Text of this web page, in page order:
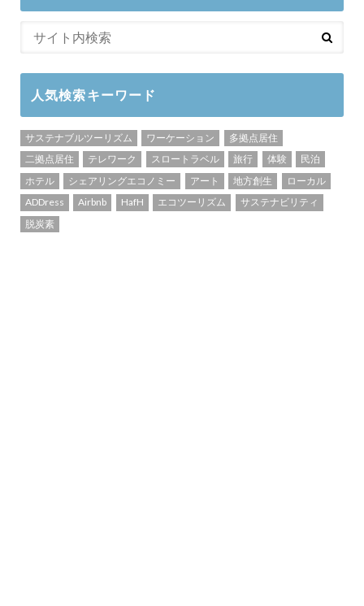
人気検索キーワード
サステナブルツーリズム ワーケーション
多拠点居住
二拠点居住
テレワーク スロートラベル 旅行 体験
民泊
ホテル
シェアリングエコノミー アート 地方創生
ローカル
ADDress
Airbnb HafH エコツーリズム
サステナビリティ
脱炭素